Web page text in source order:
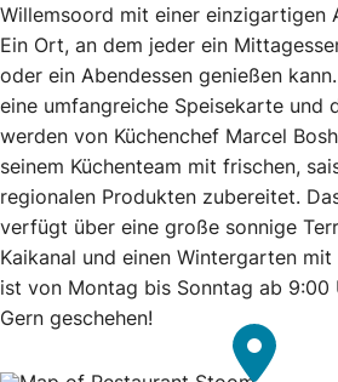
Willemsoord mit einer einzigartigen
Ein Ort, an dem jeder ein
oder ein Abendessen genießen
eine umfangreiche Speisekarte und
werden von Küchenchef Marcel
seinem Küchenteam mit frischen,
regionalen Produkten zubereitet.
verfügt über eine große sonnige
Kaikanal und einen Wintergarten mit
ist von Montag bis Sonntag ab 9:00
Gern geschehen!